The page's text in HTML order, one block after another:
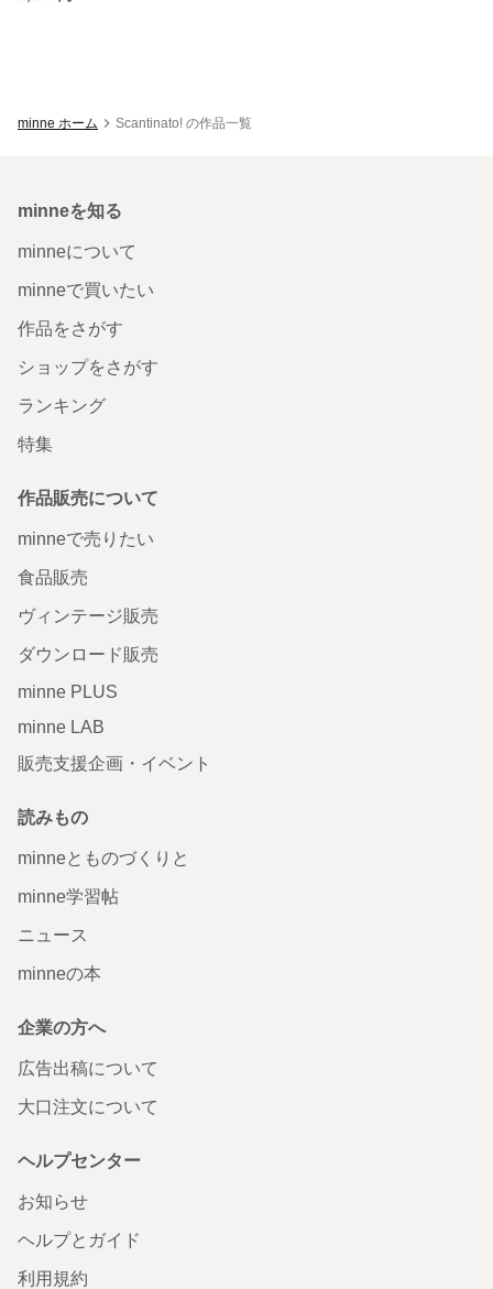
minne ホーム Scantinato! の作品一覧
minneを知る
minneについて
minneで買いたい
作品をさがす
ショップをさがす
ランキング
特集
作品販売について
minneで売りたい
食品販売
ヴィンテージ販売
ダウンロード販売
minne PLUS
minne LAB
販売支援企画・イベント
読みもの
minneとものづくりと
minne学習帖
ニュース
minneの本
企業の方へ
広告出稿について
大口注文について
ヘルプセンター
お知らせ
ヘルプとガイド
利用規約